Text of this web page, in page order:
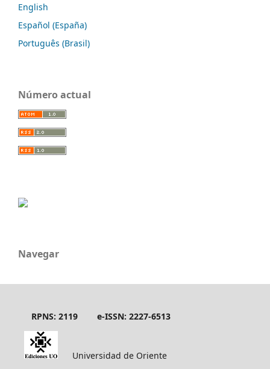
English
Español (España)
Português (Brasil)
Número actual
Navegar
RPNS: 2119 e-ISSN: 2227-6513
Universidad de Oriente